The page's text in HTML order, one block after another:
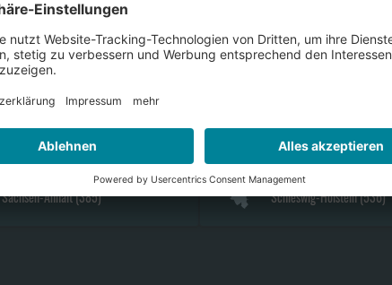
Bayern (2154)
Hamburg(209
Nordrhein-Westfalen Rheinland-Pfalz 700
Sachsen-Anhalt(385) Schleswig-Holstein(536)